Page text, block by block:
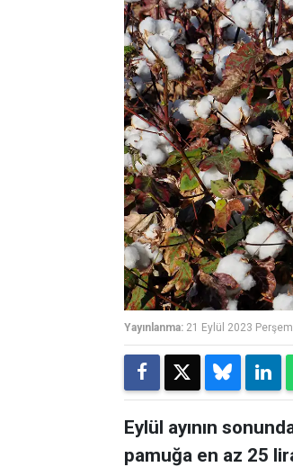
Yayınlanma: 21 Eylül 2023
Eylül ayının
pamuğa en az 25